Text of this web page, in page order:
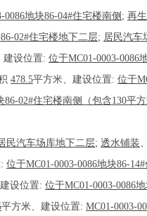
0086地块86-04#住宅楼南侧 ; 再
02#住宅楼地下二层; 居民汽车
建设位置: 位于MC01-0003-0086
478.5平方米、建设位置: 位于
86-02#住宅楼南侧（包含130平
民汽车场库地下二层; 透水铺装、
位于MC01-0003-0086地块86-
设位置: 位于MC01-0003-0086
平方米、建设位置: MC01-0003-